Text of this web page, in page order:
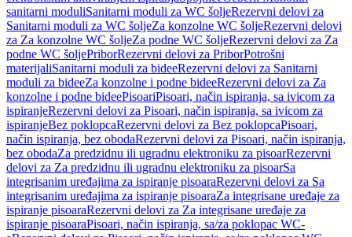
sanitarni moduliSanitarni moduli za WC šoljeRezervni delovi za
Sanitarni moduli za WC šoljeZa konzolne WC šoljeRezervni delovi
za Za konzolne WC šoljeZa podne WC šoljeRezervni delovi za Za
podne WC šoljePriborRezervni delovi za PriborPotrošni
materijaliSanitarni moduli za bideeRezervni delovi za Sanitarni
moduli za bideeZa konzolne i podne bideeRezervni delovi za Za
konzolne i podne bideePisoariPisoari, način ispiranja, sa ivicom za
ispiranjeRezervni delovi za Pisoari, način ispiranja, sa ivicom za
ispiranjeBez poklopcaRezervni delovi za Bez poklopcaPisoari,
način ispiranja, bez obodaRezervni delovi za Pisoari, način ispiranja,
bez obodaZa predzidnu ili ugradnu elektroniku za pisoarRezervni
delovi za Za predzidnu ili ugradnu elektroniku za pisoarSa
integrisanim uređajima za ispiranje pisoaraRezervni delovi za Sa
integrisanim uređajima za ispiranje pisoaraZa integrisane uređaje za
ispiranje pisoaraRezervni delovi za Za integrisane uređaje za
ispiranje pisoaraPisoari, način ispiranja, sa/za poklopac WC-